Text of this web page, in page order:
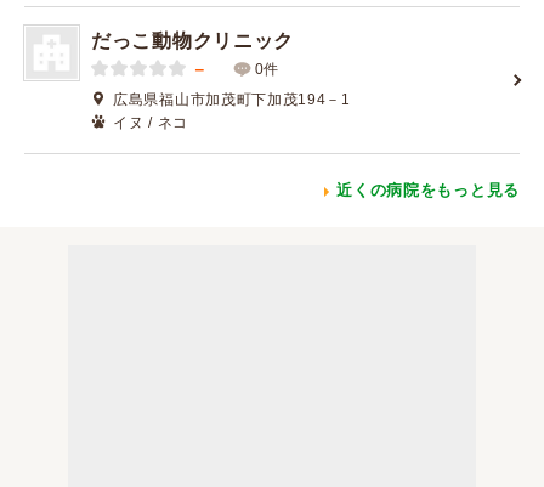
だっこ動物クリニック
－
0件
広島県福山市加茂町下加茂194－1
イヌ / ネコ
近くの病院をもっと見る